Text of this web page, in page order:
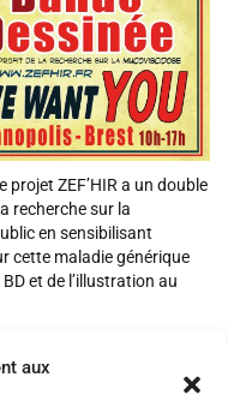
aux
projet ZEF’HIR a un double
recherche sur la
en sensibilisant
cette maladie générique
et de l’illustration au
de 400 œuvres et objets
000 euros, soit le salaire